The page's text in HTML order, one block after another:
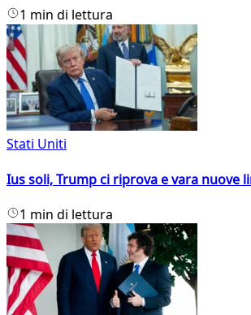
1 min di lettura
Stati Uniti
Ius soli, Trump ci riprova e vara nuove
1 min di lettura